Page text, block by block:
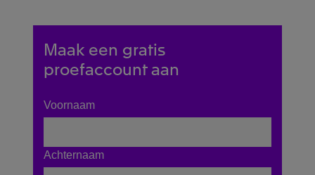
Maak een gratis
proefaccount aan
Voornaam
Achternaam